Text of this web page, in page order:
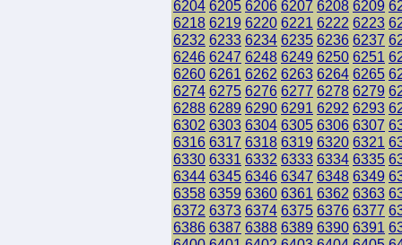
6204 6205 6206 6207 6208 6209
6218 6219 6220 6221 6222 6223
6232 6233 6234 6235 6236 6237
6246 6247 6248 6249 6250 6251
6260 6261 6262 6263 6264 6265
6274 6275 6276 6277 6278 6279
6288 6289 6290 6291 6292 6293
6302 6303 6304 6305 6306 6307
6316 6317 6318 6319 6320 6321
6330 6331 6332 6333 6334 6335
6344 6345 6346 6347 6348 6349
6358 6359 6360 6361 6362 6363
6372 6373 6374 6375 6376 6377
6386 6387 6388 6389 6390 6391